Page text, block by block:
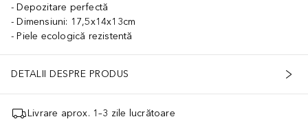
Depozitare perfectă
Dimensiuni: 17,5x14x13cm
Piele ecologică rezistentă
DETALII DESPRE PRODUS
Livrare aprox. 1–3 zile lucrătoare